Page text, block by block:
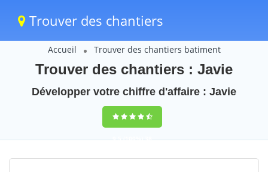
Trouver des chantiers
Accueil Trouver des chantiers batiment
Trouver des chantiers : Javie
Développer votre chiffre d'affaire : Javie
9,5(100%)38
votes